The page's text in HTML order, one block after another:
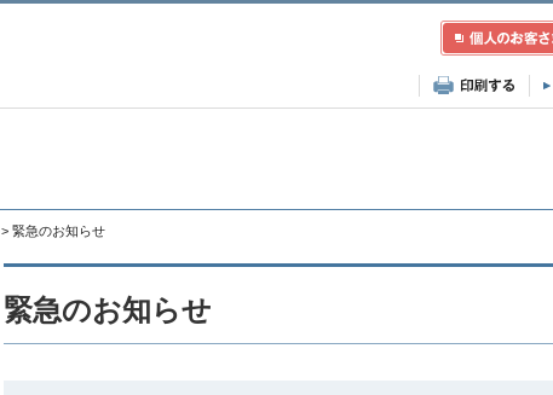
> 緊急のお知らせ
緊急のお知らせ